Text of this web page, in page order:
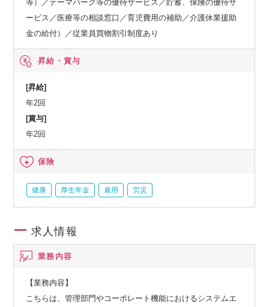
等）／テーマパーク等の優待サービス／貯蓄、保険の優待サ
ービス／医療等の相談窓口／育児費用の補助／介護休業援助
金の給付）／従業員買物割引制度あり
昇給・賞与
[昇給]
年2回
[賞与]
年2回
保険
健康 厚生年金 雇用 労災
求人情報
業務内容
【業務内容】
こちらは、管理部門やコーポレート機能におけるシステムエ